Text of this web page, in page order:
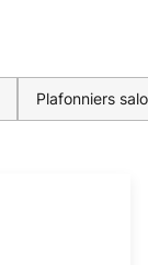
Plafonniers